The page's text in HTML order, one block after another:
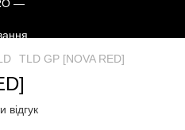
TLD GP [NOVA RED]
відгук